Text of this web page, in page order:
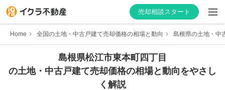
売却相談スタート
はじめての方へ
Home 全国の土地・中古戸建て売却価格の相場と動向 島根県の土地・中
島根県松江市東本町四丁目
の土地・中古戸建て売却価格の相場と動向をやさし
く解説